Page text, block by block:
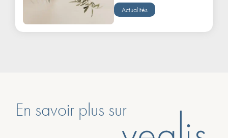
Actualités
En savoir plus sur